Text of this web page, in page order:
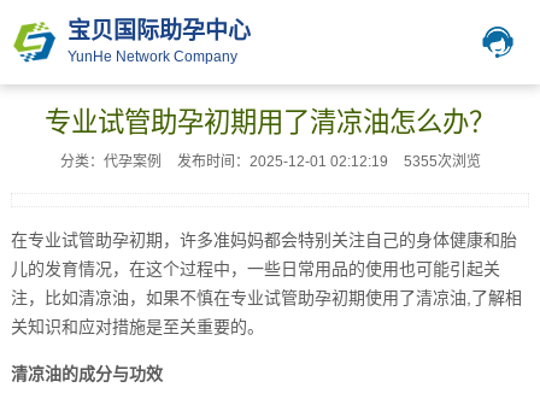
宝贝国际助孕中心
YunHe Network Company
专业试管助孕初期用了清凉油怎么办？
分类：代孕案例 发布时间：2025-12-01 02:12:19 5355次浏览
在专业试管助孕初期，许多准妈妈都会特别关注自己的身体健康和胎
儿的发育情况，在这个过程中，一些日常用品的使用也可能引起关
注，比如清凉油，如果不慎在专业试管助孕初期使用了清凉油,了解相
关知识和应对措施是至关重要的。
清凉油的成分与功效